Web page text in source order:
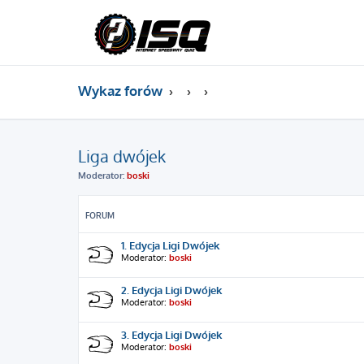
Wykaz forów
Liga dwójek
Moderator: boski
FORUM
1. Edycja Ligi Dwójek
Moderator: boski
2. Edycja Ligi Dwójek
Moderator: boski
3. Edycja Ligi Dwójek
Moderator: boski